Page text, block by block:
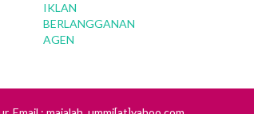
IKLAN
BERLANGGANAN
AGEN